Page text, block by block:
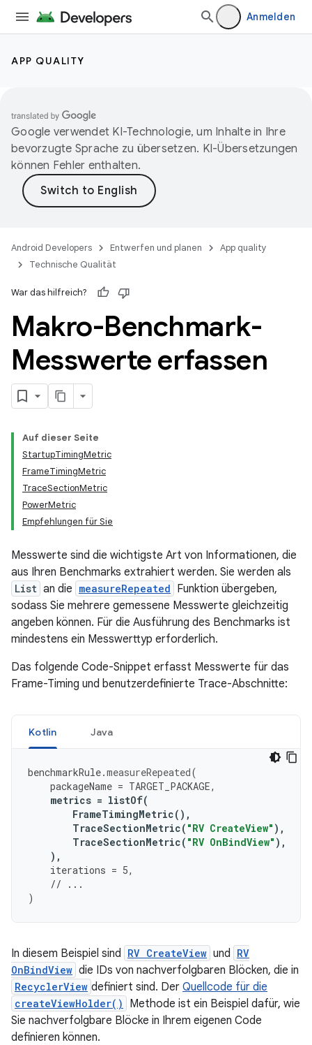
Anmelden
APP QUALITY
Google verwendet KI-Technologie, um Inhalte in Ihre
bevorzugte Sprache zu übersetzen. KI-Übersetzungen
können Fehler enthalten.
Android Developers Entwerfen und planen
App quality
Technische Qualität
War das hilfreich?
Makro-Benchmark-
Messwerte erfassen
Auf dieser Seite
StartupTimingMetric
FrameTimingMetric
TraceSectionMetric
PowerMetric
Empfehlungen für Sie
Messwerte sind die wichtigste Art von Informationen, die
aus Ihren Benchmarks extrahiert werden. Sie werden als
List an die measureRepeated Funktion übergeben,
sodass Sie mehrere gemessene Messwerte gleichzeitig
angeben können. Für die Ausführung des Benchmarks ist
mindestens ein Messwerttyp erforderlich.
Das folgende Code-Snippet erfasst Messwerte für das
Frame-Timing und benutzerdefinierte Trace-Abschnitte:
Kotlin Java
benchmarkRule.measureRepeated(
packageName = TARGET_PACKAGE,
metrics = listOf(
FrameTimingMetric(),
TraceSectionMetric( "RV CreateView" ),
TraceSectionMetric( "RV OnBindView" ),
),
iterations = 5,
// ...
)
In diesem Beispiel sind RV CreateView und RV
OnBindView die IDs von nachverfolgbaren Blöcken, die in
RecyclerView definiert sind. Der Quellcode für die
createViewHolder()
Methode ist ein Beispiel dafür, wie
Sie nachverfolgbare Blöcke in Ihrem eigenen Code
definieren können.